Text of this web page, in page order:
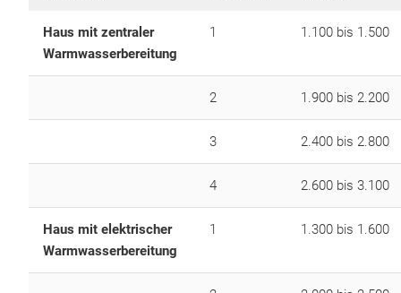
Haus mit zentraler
Warmwasserbereitung
1 1.100 bis 1.500
2 1.900 bis 2.200
3 2.400 bis 2.800
4 2.600 bis 3.100
Haus mit elektrischer
Warmwasserbereitung
1 1.300 bis 1.600